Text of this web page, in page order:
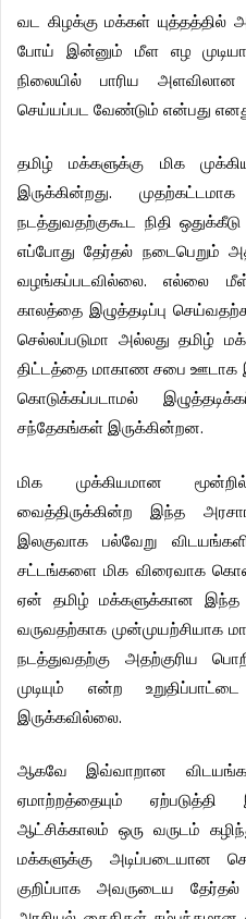
வட கிழக்கு மக்கள் யுத்தத்தில்
போய்
இன்னும் மீள எழ
நிலையில்
பாரிய அளவிலான
செய்யப்பட
வேண்டும் என்பது
தமிழ் மக்களுக்கு மிக
இருக்கின்றது.முதற்கட்டமாக
நடத்துவதற்குகூட நிதி ஒதுக்கீடு
எப்போது தேர்தல் நடைபெறும்
வழங்கப்படவில்லை.எல்லை
காலத்தை இழுத்தடிப்பு
செல்லப்படுமா
அல்லது தமிழ்
திட்டத்தை மாகாண சபை ஊடாக
கொடுக்கப்படாமல்
சந்தேகங்கள் இருக்கின்றன.
மிக முக்கியமான
வைத்திருக்கின்ற
இந்த
இலகுவாக
பல்வேறு
சட்டங்களை மிக விரைவாக
ஏன்
தமிழ் மக்களுக்கான இந்த
வருவதற்காக முன்முயற்சியாக
நடத்துவதற்கு
அதற்குரிய
முடியும்
என்ற உறுதிப்பாட்டை
இருக்கவில்லை.
ஆகவே இவ்வாறான
ஏமாற்றத்தையும்
ஏற்படுத்தி
ஆட்சிக்காலம்
ஒரு வருடம்
மக்களுக்கு
அடிப்படையான
குறிப்பாக
அவருடைய தேர்தல்